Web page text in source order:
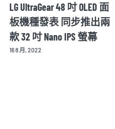
LG UltraGear 48 吋 OLED 面
板機種發表 同步推出兩
款 32 吋 Nano IPS 螢幕
16 8 月, 2022